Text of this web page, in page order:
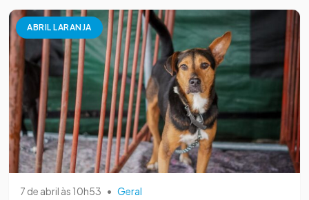
ABRIL LARANJA
7 de abril às 10h53 • Geral